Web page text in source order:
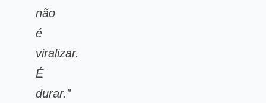
não
é
viralizar.
É
durar.”